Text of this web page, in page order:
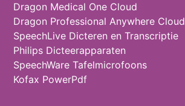
Dragon Medical One Cloud
Dragon Professional Anywhere Cloud
SpeechLive Dicteren en Transcriptie
Philips Dicteerapparaten
SpeechWare Tafelmicrofoons
Kofax PowerPdf